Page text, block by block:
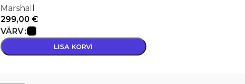
Marshall
299,00 €
VÄRV
LISA KORVI